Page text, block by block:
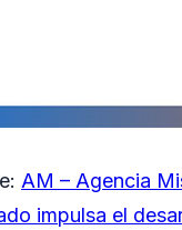
AM – Agencia
impulsa el